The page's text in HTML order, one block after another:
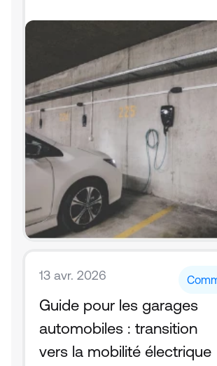
13 avr. 2026
Guide pour les garages
automobiles : transition
vers la mobilité électrique